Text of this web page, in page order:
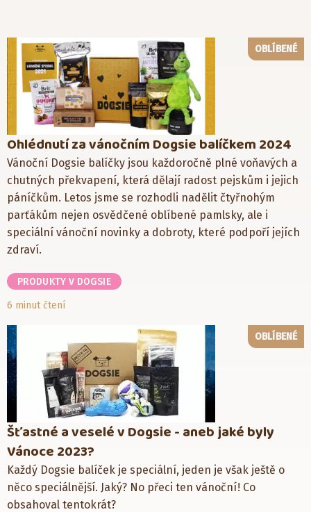
OBLÍBENÉ
Ohlédnutí za vánočním Dogsie balíčkem 2024
Vánoční Dogsie balíčky jsou každoročně plné voňavých a
chutných překvapení, která dělají radost pejskům i jejich
páníčkům. Letos jsme se rozhodli nadělit čtyřnohým
parťákům nejen osvědčené oblíbené pamlsky, ale i
speciální vánoční novinky a dobroty, které podpoří jejích
zdraví.
PRODUKTY V DOGSIE
6 minut čtení
OBLÍBENÉ
Šťastné a veselé v Dogsie - aneb jaké byly
Vánoce 2023?
Každý Dogsie balíček je speciální, jeden je však ještě o
něco speciálnější. Jaký? No přeci ten vánoční! Co
obsahoval tentokrát?